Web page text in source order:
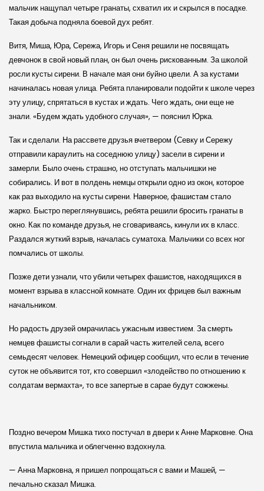
мальчик нащупал четыре гранаты, схватил их и скрылся в посадке.
Такая добыча подняла боевой дух ребят.
Витя, Миша, Юра, Сережа, Игорь и Сеня решили не посвящать
девчонок в свой новый план, он был очень рискованным. За школой
росли кусты сирени. В начале мая они буйно цвели. А за кустами
начиналась новая улица. Ребята планировали подойти к школе через
эту улицу, спрятаться в кустах и ждать. Чего ждать, они еще не
знали. «Будем ждать удобного случая», — пояснил Юрка.
Так и сделали. На рассвете друзья вчетвером (Севку и Сережу
отправили караулить на соседнюю улицу) засели в сирени и
замерли. Было очень страшно, но отступать мальчишки не
собирались. И вот в полдень немцы открыли одно из окон, которое
как раз выходило на кусты сирени. Наверное, фашистам стало
жарко. Быстро переглянувшись, ребята решили бросить гранаты в
окно. Как по команде друзья, не сговариваясь, кинули их в класс.
Раздался жуткий взрыв, началась суматоха. Мальчики со всех ног
помчались от школы.
Позже дети узнали, что убили четырех фашистов, находящихся в
момент взрыва в классной комнате. Один их фрицев был важным
начальником.
Но радость друзей омрачилась ужасным известием. За смерть
немцев фашисты согнали в сарай часть жителей села, всего
семьдесят человек. Немецкий офицер сообщил, что если в течение
суток не объявится тот, кто совершил «злодейство по отношению к
солдатам вермахта», то все запертые в сарае будут сожжены.
Поздно вечером Мишка тихо постучал в двери к Анне Марковне. Она
впустила мальчика и облегченно вздохнула.
— Анна Марковна, я пришел попрощаться с вами и Машей, —
печально сказал Мишка.